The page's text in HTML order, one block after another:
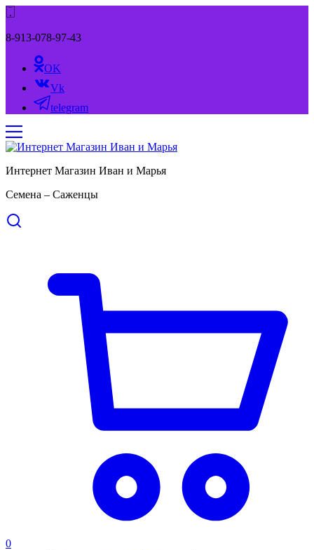
8-913-078-97-43
OK
Vk
telegram
Интернет Магазин Иван и Марья
Семена – Саженцы
0